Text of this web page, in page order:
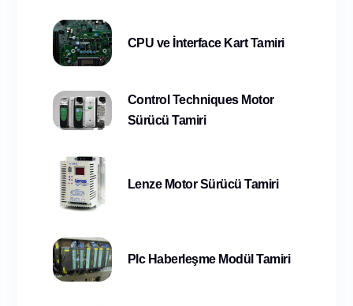
CPU ve İnterface Kart Tamiri
Control Techniques Motor
Sürücü Tamiri
Lenze Motor Sürücü Tamiri
Plc Haberleşme Modül Tamiri